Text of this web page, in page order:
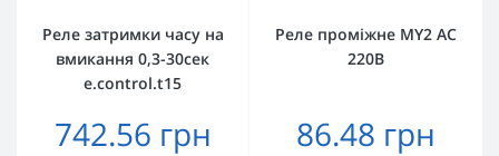
Реле затримки часу на
вмикання 0,3-30сек
e.control.t15
742.56 грн
Реле проміжне МY2 AC
220В
86.48 грн